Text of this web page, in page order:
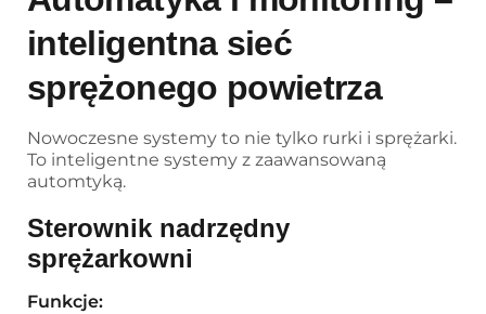
inteligentna sieć
sprężonego powietrza
Nowoczesne systemy to nie tylko rurki i sprężarki.
To inteligentne systemy z zaawansowaną
automtyką.
Sterownik nadrzędny
sprężarkowni
Funkcje: